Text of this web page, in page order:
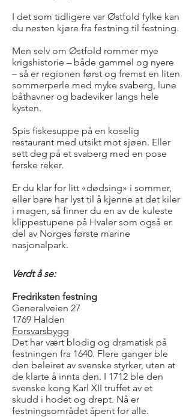
I det som tidligere var Østfold fylke kan
du nesten kjøre fra festning til festning.
Men selv om Østfold rommer mye
krigshistorie – både gammel og nyere
– så er regionen først og fremst en liten
sommerperle med myke svaberg, lune
båthavner og badeviker langs hele
kysten.
Spis fiskesuppe på en koselig
restaurant med utsikt mot sjøen. Eller
sett deg på et svaberg med en pose
ferske reker.
Er du klar for litt «dødsing» i sommer,
eller bare har lyst til å kjenne at det kiler
i magen, så finner du en av de kuleste
klippestupene på Hvaler som også er
del av Norges første marine
nasjonalpark.
Verdt å se:
Fredriksten festning
Generalveien 27
1769 Halden
Forsvarsbygg
Det har vært blodig og dramatisk på
festningen fra 1640. Flere ganger ble
den beleiret av svenske styrker, uten at
de klarte å innta den. I 1712 ble den
svenske kong Karl XII truffet av et
skudd i hodet og drept. Nå er
festningsområdet åpent for alle.